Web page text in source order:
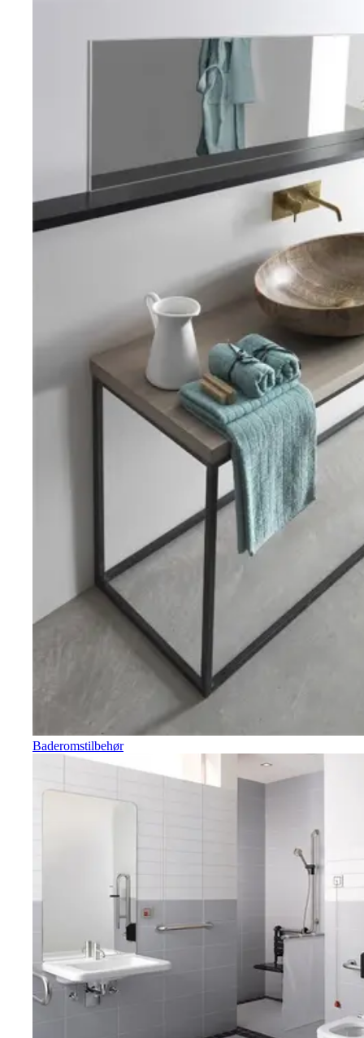
Baderomstilbehør